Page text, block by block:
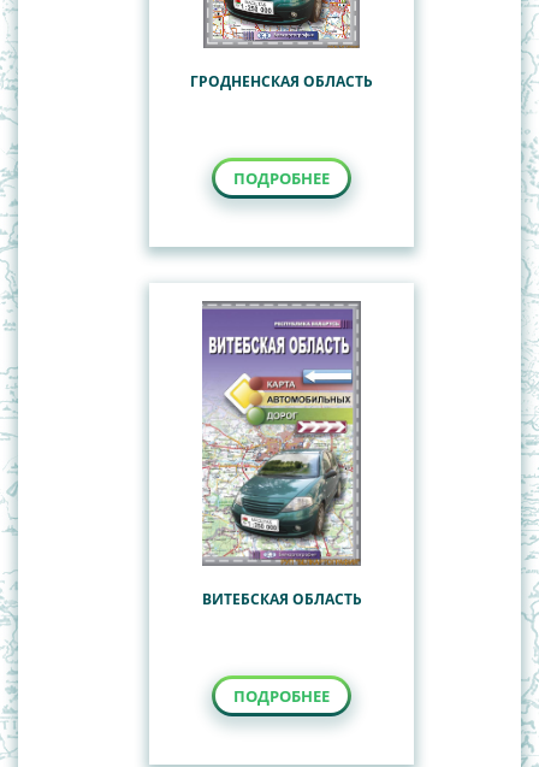
ГРОДНЕНСКАЯ ОБЛАСТЬ
ПОДРОБНЕЕ
ВИТЕБСКАЯ ОБЛАСТЬ
ПОДРОБНЕЕ